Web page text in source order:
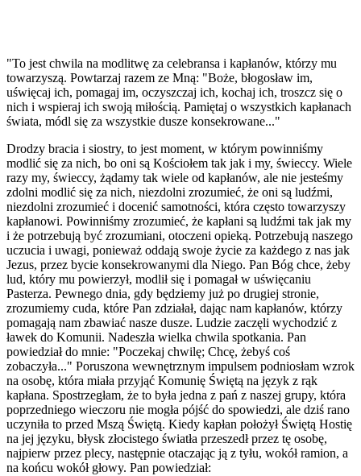
"To jest chwila na modlitwę za celebransa i kapłanów, którzy mu
towarzyszą. Powtarzaj razem ze Mną: "Boże, błogosław im,
uświęcaj ich, pomagaj im, oczyszczaj ich, kochaj ich, troszcz się o
nich i wspieraj ich swoją miłością. Pamiętaj o wszystkich kapłanach
świata, módl się za wszystkie dusze konsekrowane..."
Drodzy bracia i siostry, to jest moment, w którym powinniśmy
modlić się za nich, bo oni są Kościołem tak jak i my, świeccy. Wiele
razy my, świeccy, żądamy tak wiele od kapłanów, ale nie jesteśmy
zdolni modlić się za nich, niezdolni zrozumieć, że oni są ludźmi,
niezdolni zrozumieć i docenić samotności, która często towarzyszy
kapłanowi. Powinniśmy zrozumieć, że kapłani są ludźmi tak jak my
i że potrzebują być zrozumiani, otoczeni opieką. Potrzebują naszego
uczucia i uwagi, ponieważ oddają swoje życie za każdego z nas jak
Jezus, przez bycie konsekrowanymi dla Niego. Pan Bóg chce, żeby
lud, który mu powierzył, modlił się i pomagał w uświęcaniu
Pasterza. Pewnego dnia, gdy będziemy już po drugiej stronie,
zrozumiemy cuda, które Pan zdziałał, dając nam kapłanów, którzy
pomagają nam zbawiać nasze dusze. Ludzie zaczęli wychodzić z
ławek do Komunii. Nadeszła wielka chwila spotkania. Pan
powiedział do mnie: "Poczekaj chwilę; Chcę, żebyś coś
zobaczyła..." Poruszona wewnętrznym impulsem podniosłam wzrok
na osobę, która miała przyjąć Komunię Świętą na język z rąk
kapłana. Spostrzegłam, że to była jedna z pań z naszej grupy, która
poprzedniego wieczoru nie mogła pójść do spowiedzi, ale dziś rano
uczyniła to przed Mszą Świętą. Kiedy kapłan położył Świętą Hostię
na jej języku, błysk złocistego światła przeszedł przez tę osobę,
najpierw przez plecy, następnie otaczając ją z tyłu, wokół ramion, a
na końcu wokół głowy. Pan powiedział: